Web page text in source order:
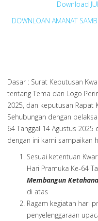
Download
DOWNLOAN AMANAT
Dasar : Surat Keputusan
tentang Tema dan Logo
2025, dan keputusan Rapat
Sehubungan dengan
64 Tanggal 14 Agustus
dengan ini kami sampaikan
Sesuai ketentuan
Hari Pramuka Ke-64
Membangun
di atas
Ragam kegiatan hari
penyelenggaraan